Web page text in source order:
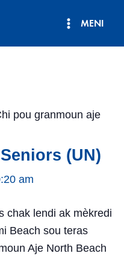
MENI
pou granmoun aje
(UN)
am
chak lendi ak mèkredi
Beach sou teras
Aje North Beach